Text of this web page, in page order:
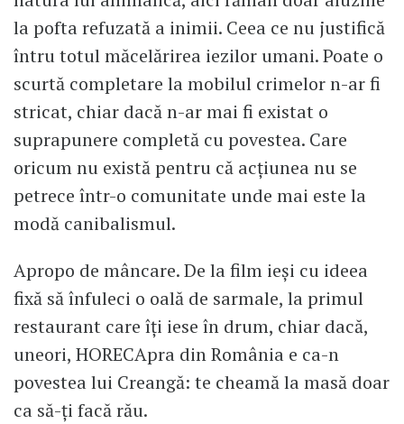
la pofta refuzată a inimii. Ceea ce nu justifică
întru totul măcelărirea iezilor umani. Poate o
scurtă completare la mobilul crimelor n-ar fi
stricat, chiar dacă n-ar mai fi existat o
suprapunere completă cu povestea. Care
oricum nu există pentru că acțiunea nu se
petrece într-o comunitate unde mai este la
modă canibalismul.
Apropo de mâncare. De la film ieși cu ideea
fixă să înfuleci o oală de sarmale, la primul
restaurant care îți iese în drum, chiar dacă,
uneori, HORECApra din România e ca-n
povestea lui Creangă: te cheamă la masă doar
ca să-ți facă rău.